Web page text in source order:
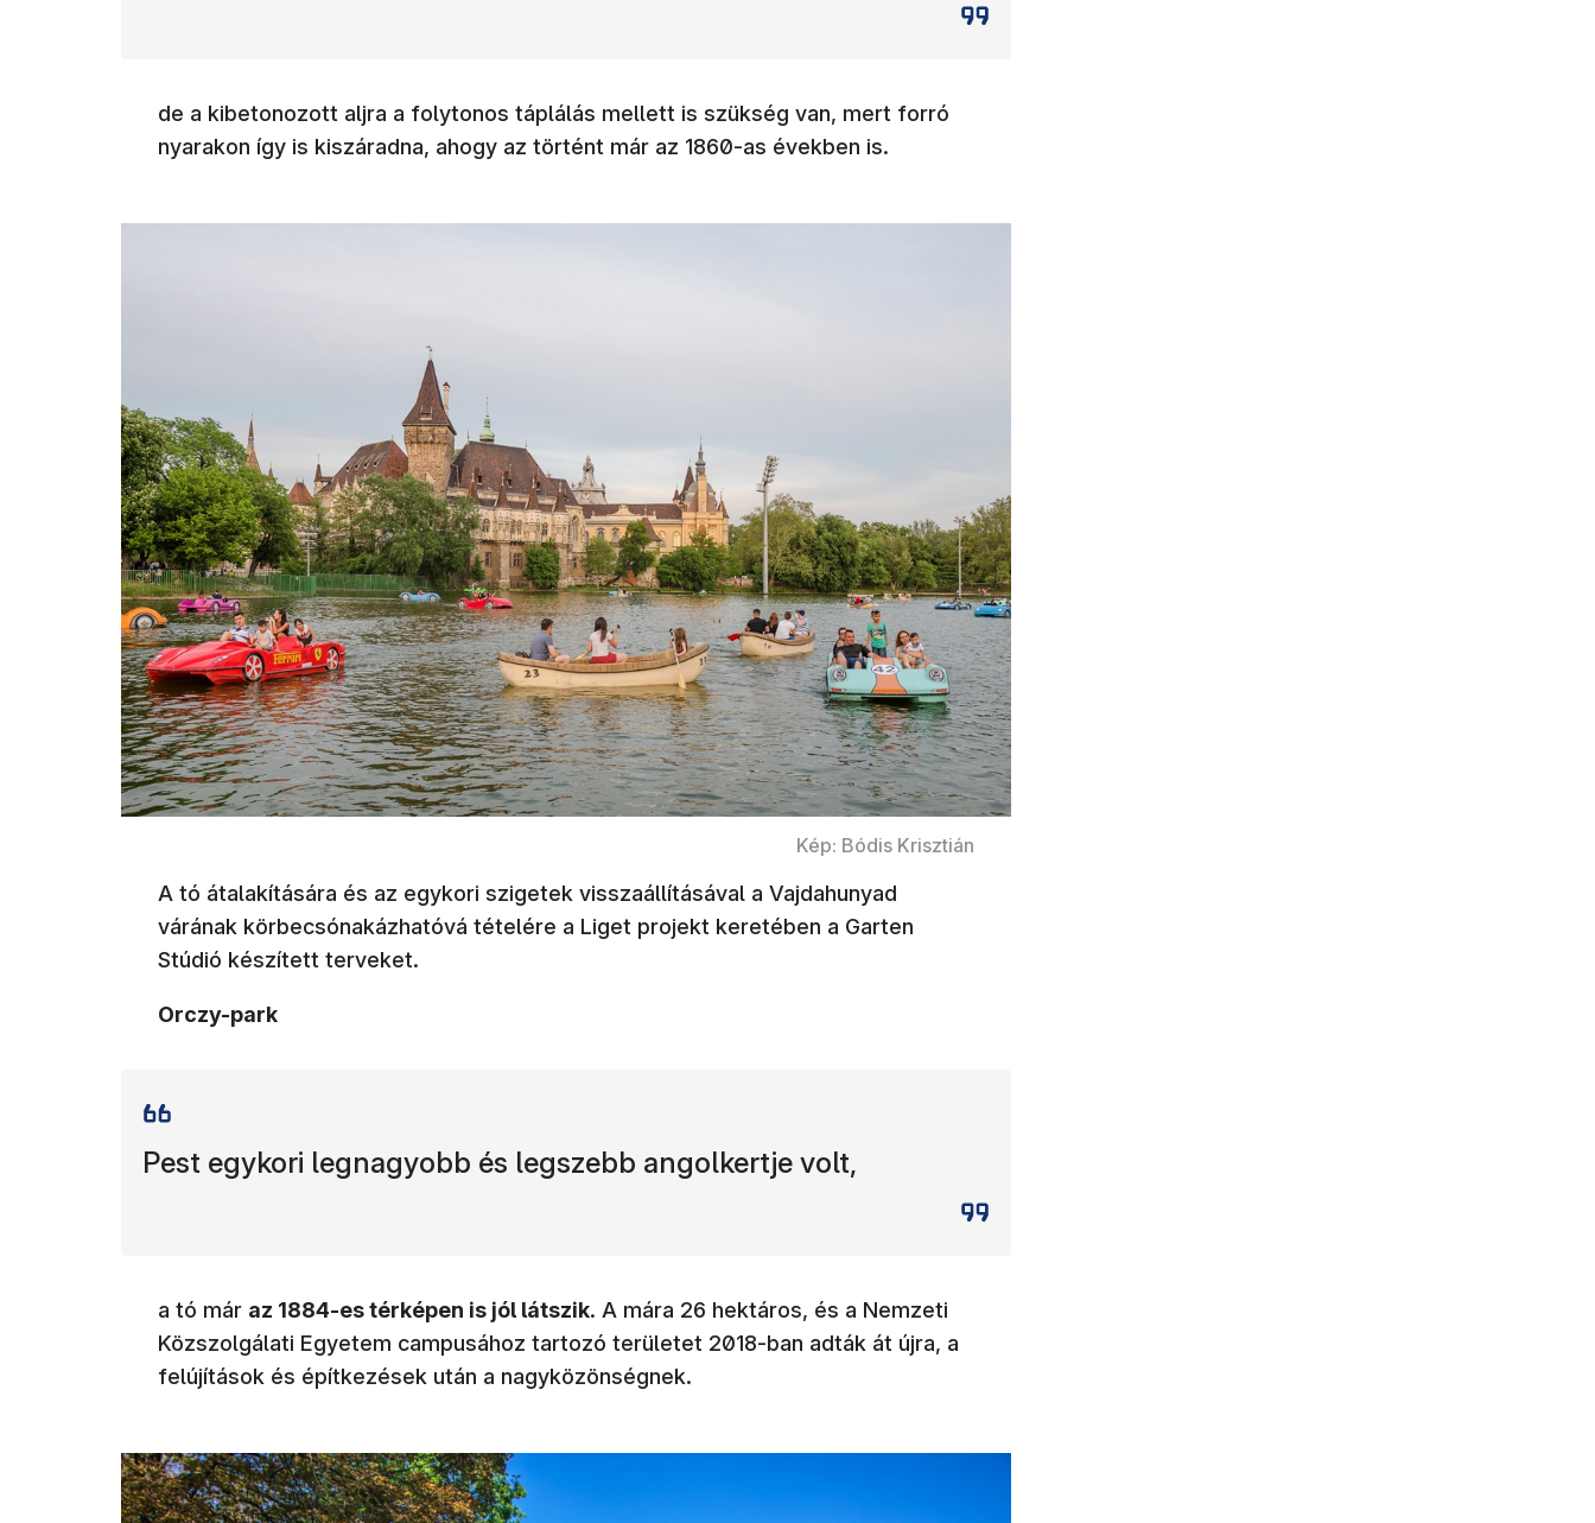
de a kibetonozott aljra a folytonos táplálás mellett is szükség van, mert forró
nyarakon így is kiszáradna, ahogy az történt már az 1860-as években is.
Kép: Bódis Krisztián
A tó átalakítására és az egykori szigetek visszaállításával a Vajdahunyad
várának körbecsónakázhatóvá tételére a Liget projekt keretében a Garten
Stúdió készített terveket.
Orczy-park
Pest egykori legnagyobb és legszebb angolkertje volt,
a tó már az 1884-es térképen is jól látszik. A mára 26 hektáros, és a Nemzeti
Közszolgálati Egyetem campusához tartozó területet 2018-ban adták át újra, a
felújítások és építkezések után a nagyközönségnek.